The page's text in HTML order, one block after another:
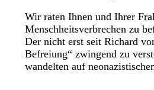
Wir raten Ihnen und Ihrer
Menschheitsverbrechen zu
Der nicht erst seit Richard
Befreiung“ zwingend zu
wandelten auf